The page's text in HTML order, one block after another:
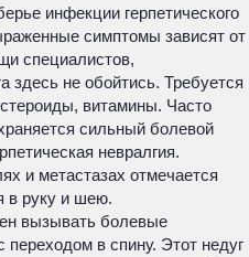
инфекции герпетического
симптомы зависят от
специалистов,
здесь не обойтись. Требуется
витамины. Часто
сильный болевой
невралгия.
и метастазах отмечается
в руку и шею.
вызывать болевые
в спину. Этот недуг